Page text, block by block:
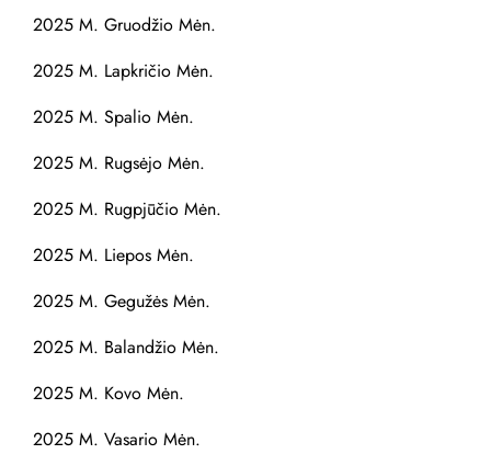
2025 M. Gruodžio Mėn.
2025 M. Lapkričio Mėn.
2025 M. Spalio Mėn.
2025 M. Rugsėjo Mėn.
2025 M. Rugpjūčio Mėn.
2025 M. Liepos Mėn.
2025 M. Gegužės Mėn.
2025 M. Balandžio Mėn.
2025 M. Kovo Mėn.
2025 M. Vasario Mėn.